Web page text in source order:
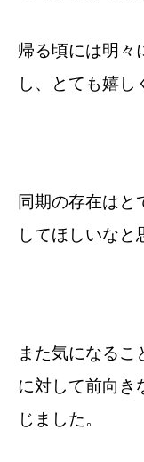
帰る頃には明々
し、とても嬉し
同期の存在はと
してほしいなと
また気になるこ
に対して前向き
じました。